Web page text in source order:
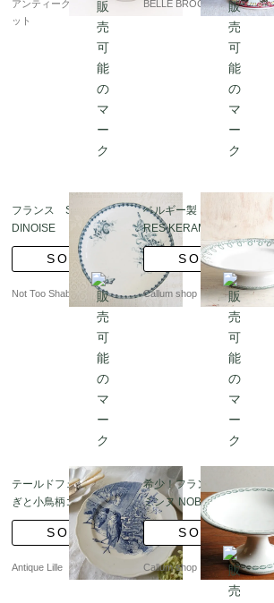
アンティークブルーパロ
ット
BELLE BROCANTE
フランス STE AMAN
DINOISE LOUIS XV
フラワー バタフラ
イ コンポート
SOLD
Not Too Shabby
ベルギー製 BOCH FRE
RES KERAMIS コンポ
ティエ 22cm コンポー
ト皿 bonaparte 磁器 ア
ンティーク ヴィンテー
ジ_230214
SOLD
Callum shop
テールドフェールうさ
ぎと小鳥柄コンポート
SOLD
Antique Lille
希少！フランス サルグ
ミンヌ NOBILIS 白磁コ
ンポティエ 21.5cm U＆
C SARREGUEMINES
コンポート皿 アンティ
ーク_220715
SOLD
Callum shop